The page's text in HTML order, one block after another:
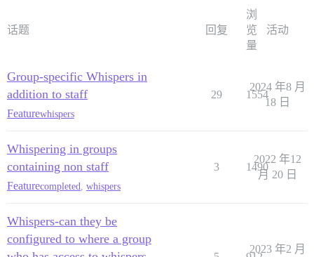
话题 回复
浏
览
量
活动
Group-specific Whispers in
addition to staff
Featurewhispers
29 1554
2024 年8 月
18 日
Whispering in groups
containing non staff
Featurecompleted whispers
3 1490
2022 年12
月 20 日
Whispers-can they be
configured to where a group
2023 年2 月